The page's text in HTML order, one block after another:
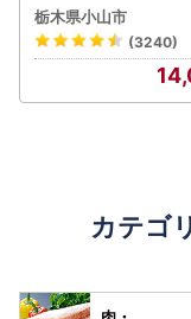
(5個入り×12セット)
不可地域：離島・沖
【1256759】
栃木県小山市
(3240)
カテゴ